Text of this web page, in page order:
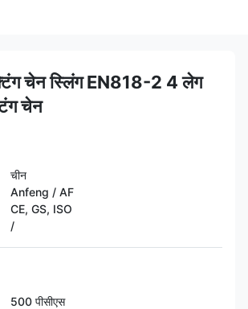
चेन स्लिंग EN818-2 4 लेग
चेन
चीन
Anfeng / AF
CE, GS, ISO
/
500 पीसीएस